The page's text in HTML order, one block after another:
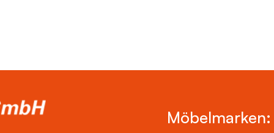
Möbelmarken: